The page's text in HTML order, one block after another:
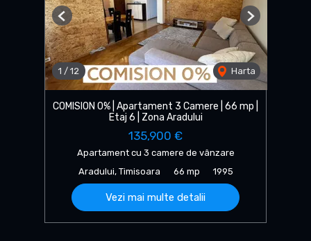
1 / 12 Harta
Previous Next
COMISION 0% | Apartament 3 Camere | 66 mp |
Etaj 6 | Zona Aradului
135,900 €
Apartament cu 3 camere de vânzare
Aradului, Timisoara
66 mp 1995
Vezi mai multe detalii